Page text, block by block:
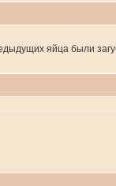
яйца были